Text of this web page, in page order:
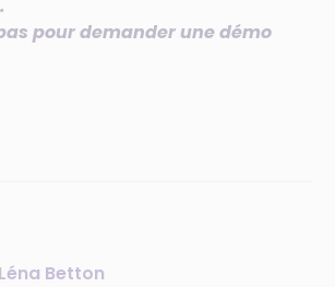
pour demander une démo
Léna Betton